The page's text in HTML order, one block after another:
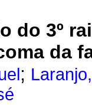
do 3º
da
;